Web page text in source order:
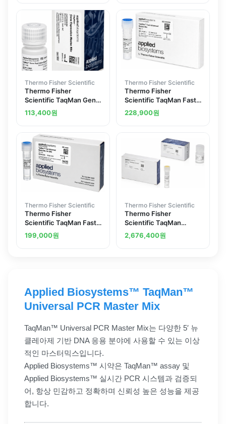
Thermo Fisher Scientific
Thermo Fisher
Scientific TaqMan Gene
Expression Master Mix 1
x 5 mL
113,400원
Thermo Fisher Scientific
Thermo Fisher
Scientific TaqMan Fast
Advanced Master Mix
for qPCR 1 x 1 mL
228,900원
Thermo Fisher Scientific
Thermo Fisher
Scientific TaqMan Fast
Advanced Master Mix
for qPCR no UNG 1 mL
199,000원
Thermo Fisher Scientific
Thermo Fisher
Scientific TaqMan
PreAmp Master Mix Kit
2,676,400원
Applied Biosystems™ TaqMan™
Universal PCR Master Mix
TaqMan™ Universal PCR Master Mix는 다양한 5′ 뉴
클레아제 기반 DNA 응용 분야에 사용할 수 있는 이상
적인 마스터믹스입니다.
Applied Biosystems™ 시약은 TaqMan™ assay 및
Applied Biosystems™ 실시간 PCR 시스템과 검증되
어, 항상 민감하고 정확하며 신뢰성 높은 성능을 제공
합니다.